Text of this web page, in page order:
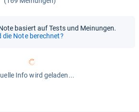
basiert auf Tests und Meinungen.
die Note berechnet?
Info wird geladen...